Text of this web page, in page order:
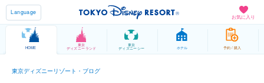
お気に入り
Language
HOME
東京
ディズニーランド
東京
ディズニーシー ホテル 予約 / 購入
東京ディズニーリゾート・ブログ